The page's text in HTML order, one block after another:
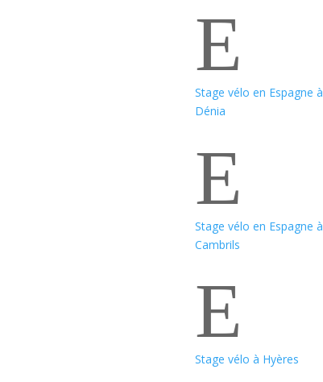
E
Stage vélo en Espagne à
Dénia
E
Stage vélo en Espagne à
Cambrils
E
Stage vélo à Hyères